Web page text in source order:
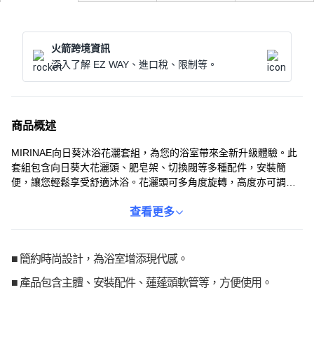
火箭跨境資訊
深入了解 EZ WAY、進口稅、限制等。
商品概述
MIRINAE向日葵沐浴花灑套組，為您的浴室帶來全新升級體驗。此
套組包含向日葵大花灑頭、肥皂架、切換閥等多種配件，安裝簡
便，讓您輕鬆享受舒適沐浴。花灑頭可多角度旋轉，高度亦可調
的浴室增添時尚感。讓MIRINAE向日葵花灑為您打造一個放鬆身心
查看更多
■ 簡約時尚設計，為浴室增添現代感。
■ 產品包含主體、安裝配件、蓮蓬頭軟管等，方便使用。